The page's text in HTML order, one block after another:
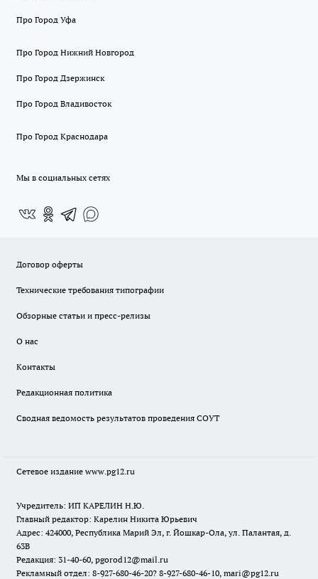
Про Город Уфа
Про Город Нижний Новгород
Про Город Дзержинск
Про Город Владивосток
Про Город Краснодара
Мы в социальных сетях
Договор оферты
Технические требования типографии
Обзорные статьи и пресс-релизы
О нас
Контакты
Редакционная политика
Сводная ведомость результатов проведения СОУТ
Сетевое издание www.pg12.ru
Учредитель: ИП КАРЕЛИН Н.Ю.
Главный редактор: Карелин Никита Юрьевич
Адрес: 424000, Республика Марий Эл, г. Йошкар-Ола, ул. Палантая, д.
63В
Редакция: 31-40-60, pgorod12@mail.ru
Рекламный отдел: 8-927-680-46-20? 8-927-680-46-10, mari@pg12.ru